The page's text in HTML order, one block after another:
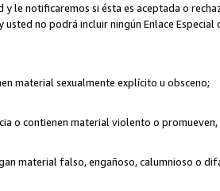
y le notificaremos si ésta es aceptada o
usted no podrá incluir ningún Enlace
material sexualmente explícito u obsceno;
o contienen material violento o
material falso, engañoso, calumnioso o